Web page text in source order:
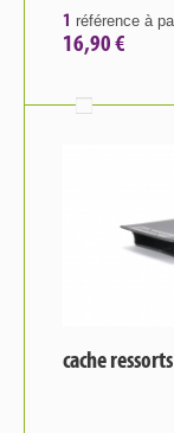
1 référence à
16,90 €
cache